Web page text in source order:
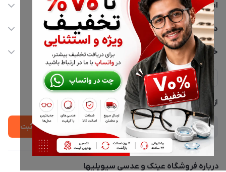
اطلاعات تماس
02177116909
info@civiliha.com
ارسال فوری در تهران + ارسال به سراسر کشور
دسترسی سریع
حساب کاربری
مجله فروشگاه
لیست محصولات
درباره ما
خدمات مشتریان
حریم خصوصی
پشتیبانی واتساپ 09397003162
از جدید‌ترین تخفیف‌ها با‌ خبر شوید
ثبت
درباره فروشگاه عینک و عدسی سیویلیها